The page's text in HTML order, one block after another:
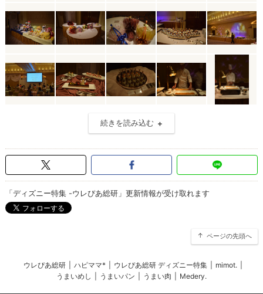
続きを読み込む
「ディズニー特集 -ウレぴあ総研」更新情報が受け取れます
ページの先頭へ
ウレぴあ総研 ハピママ* ウレぴあ総研 ディズニー特集 mimot.
うまいめし
うまいパン うまい肉 Medery.